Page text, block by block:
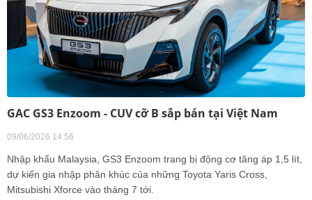
GAC GS3 Enzoom - CUV cỡ B sắp bán tại Việt Nam
09/06/2026 14:56
Nhập khẩu Malaysia, GS3 Enzoom trang bị động cơ tăng áp 1,5 lít,
dự kiến gia nhập phân khúc của những Toyota Yaris Cross,
Mitsubishi Xforce vào tháng 7 tới.